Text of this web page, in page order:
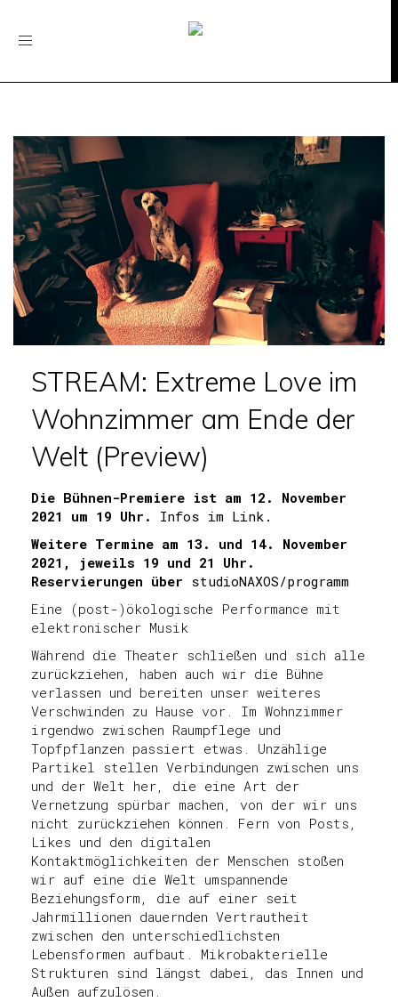
Toggle
STREAM: Extreme Love im
Wohnzimmer am Ende der
Welt (Preview)
Die Bühnen-Premiere ist am 12. November
2021 um 19 Uhr. Infos im Link.
Weitere Termine am 13. und 14. November
2021, jeweils 19 und 21 Uhr.
Reservierungen über studioNAXOS/programm
Eine (post-)ökologische Performance mit
elektronischer Musik
Während die Theater schließen und sich alle
zurückziehen, haben auch wir die Bühne
verlassen und bereiten unser weiteres
Verschwinden zu Hause vor. Im Wohnzimmer
irgendwo zwischen Raumpflege und
Topfpflanzen passiert etwas. Unzählige
Partikel stellen Verbindungen zwischen uns
und der Welt her, die eine Art der
Vernetzung spürbar machen, von der wir uns
nicht zurückziehen können. Fern von Posts,
Likes und den digitalen
Kontaktmöglichkeiten der Menschen stoßen
wir auf eine die Welt umspannende
Beziehungsform, die auf einer seit
Jahrmillionen dauernden Vertrautheit
zwischen den unterschiedlichsten
Lebensformen aufbaut. Mikrobakterielle
Strukturen sind längst dabei, das Innen und
Außen aufzulösen.